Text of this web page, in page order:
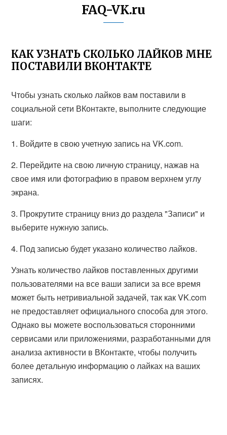
FAQ-VK.ru
КАК УЗНАТЬ СКОЛЬКО ЛАЙКОВ МНЕ
ПОСТАВИЛИ ВКОНТАКТЕ
Чтобы узнать сколько лайков вам поставили в
социальной сети ВКонтакте, выполните следующие
шаги:
1. Войдите в свою учетную запись на VK.com.
2. Перейдите на свою личную страницу, нажав на
свое имя или фотографию в правом верхнем углу
экрана.
3. Прокрутите страницу вниз до раздела "Записи" и
выберите нужную запись.
4. Под записью будет указано количество лайков.
Узнать количество лайков поставленных другими
пользователями на все ваши записи за все время
может быть нетривиальной задачей, так как VK.com
не предоставляет официального способа для этого.
Однако вы можете воспользоваться сторонними
сервисами или приложениями, разработанными для
анализа активности в ВКонтакте, чтобы получить
более детальную информацию о лайках на ваших
записях.